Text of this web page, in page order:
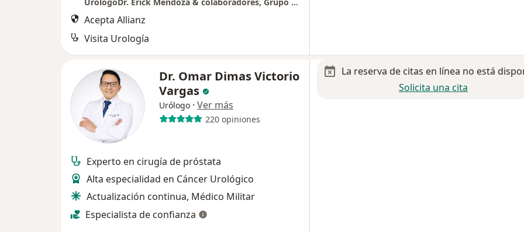
Acepta Allianz
Visita Urología
Dr. Omar Dimas Victorio
Vargas
Urólogo · Ver más
220 opiniones
Experto en cirugía de próstata
Alta especialidad en Cáncer Urológico
Actualización continua, Médico Militar
Especialista de confianza
La reserva de citas en línea no está
Solicita una cita